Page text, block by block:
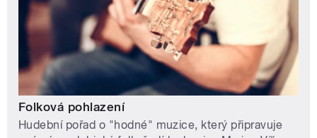
Folková pohlazení
Hudební pořad o "hodné" muzice, který připravuje